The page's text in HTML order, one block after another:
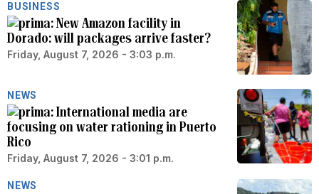
BUSINESS
New Amazon facility in
Dorado: will packages arrive faster?
Friday, August 7, 2026 - 3:03 p.m.
NEWS
International media are
focusing on water rationing in Puerto
Rico
Friday, August 7, 2026 - 3:01 p.m.
NEWS